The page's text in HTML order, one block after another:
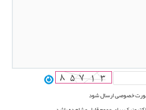
خصوصی ارسال شود